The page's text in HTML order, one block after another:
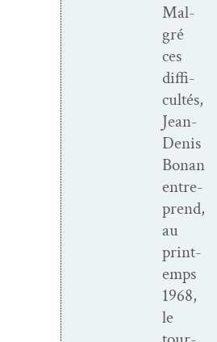
Mal­
gré
ces
dif­fi­
cultés,
Jean-
Denis
Bonan
entre­
prend,
au
print­
emps
1968,
le